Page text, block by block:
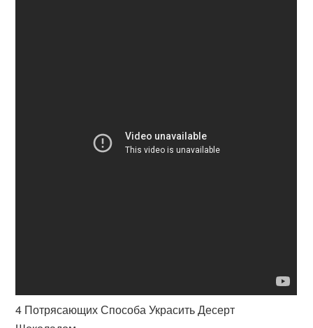
4 Потрясающих Способа Украсить Десерт